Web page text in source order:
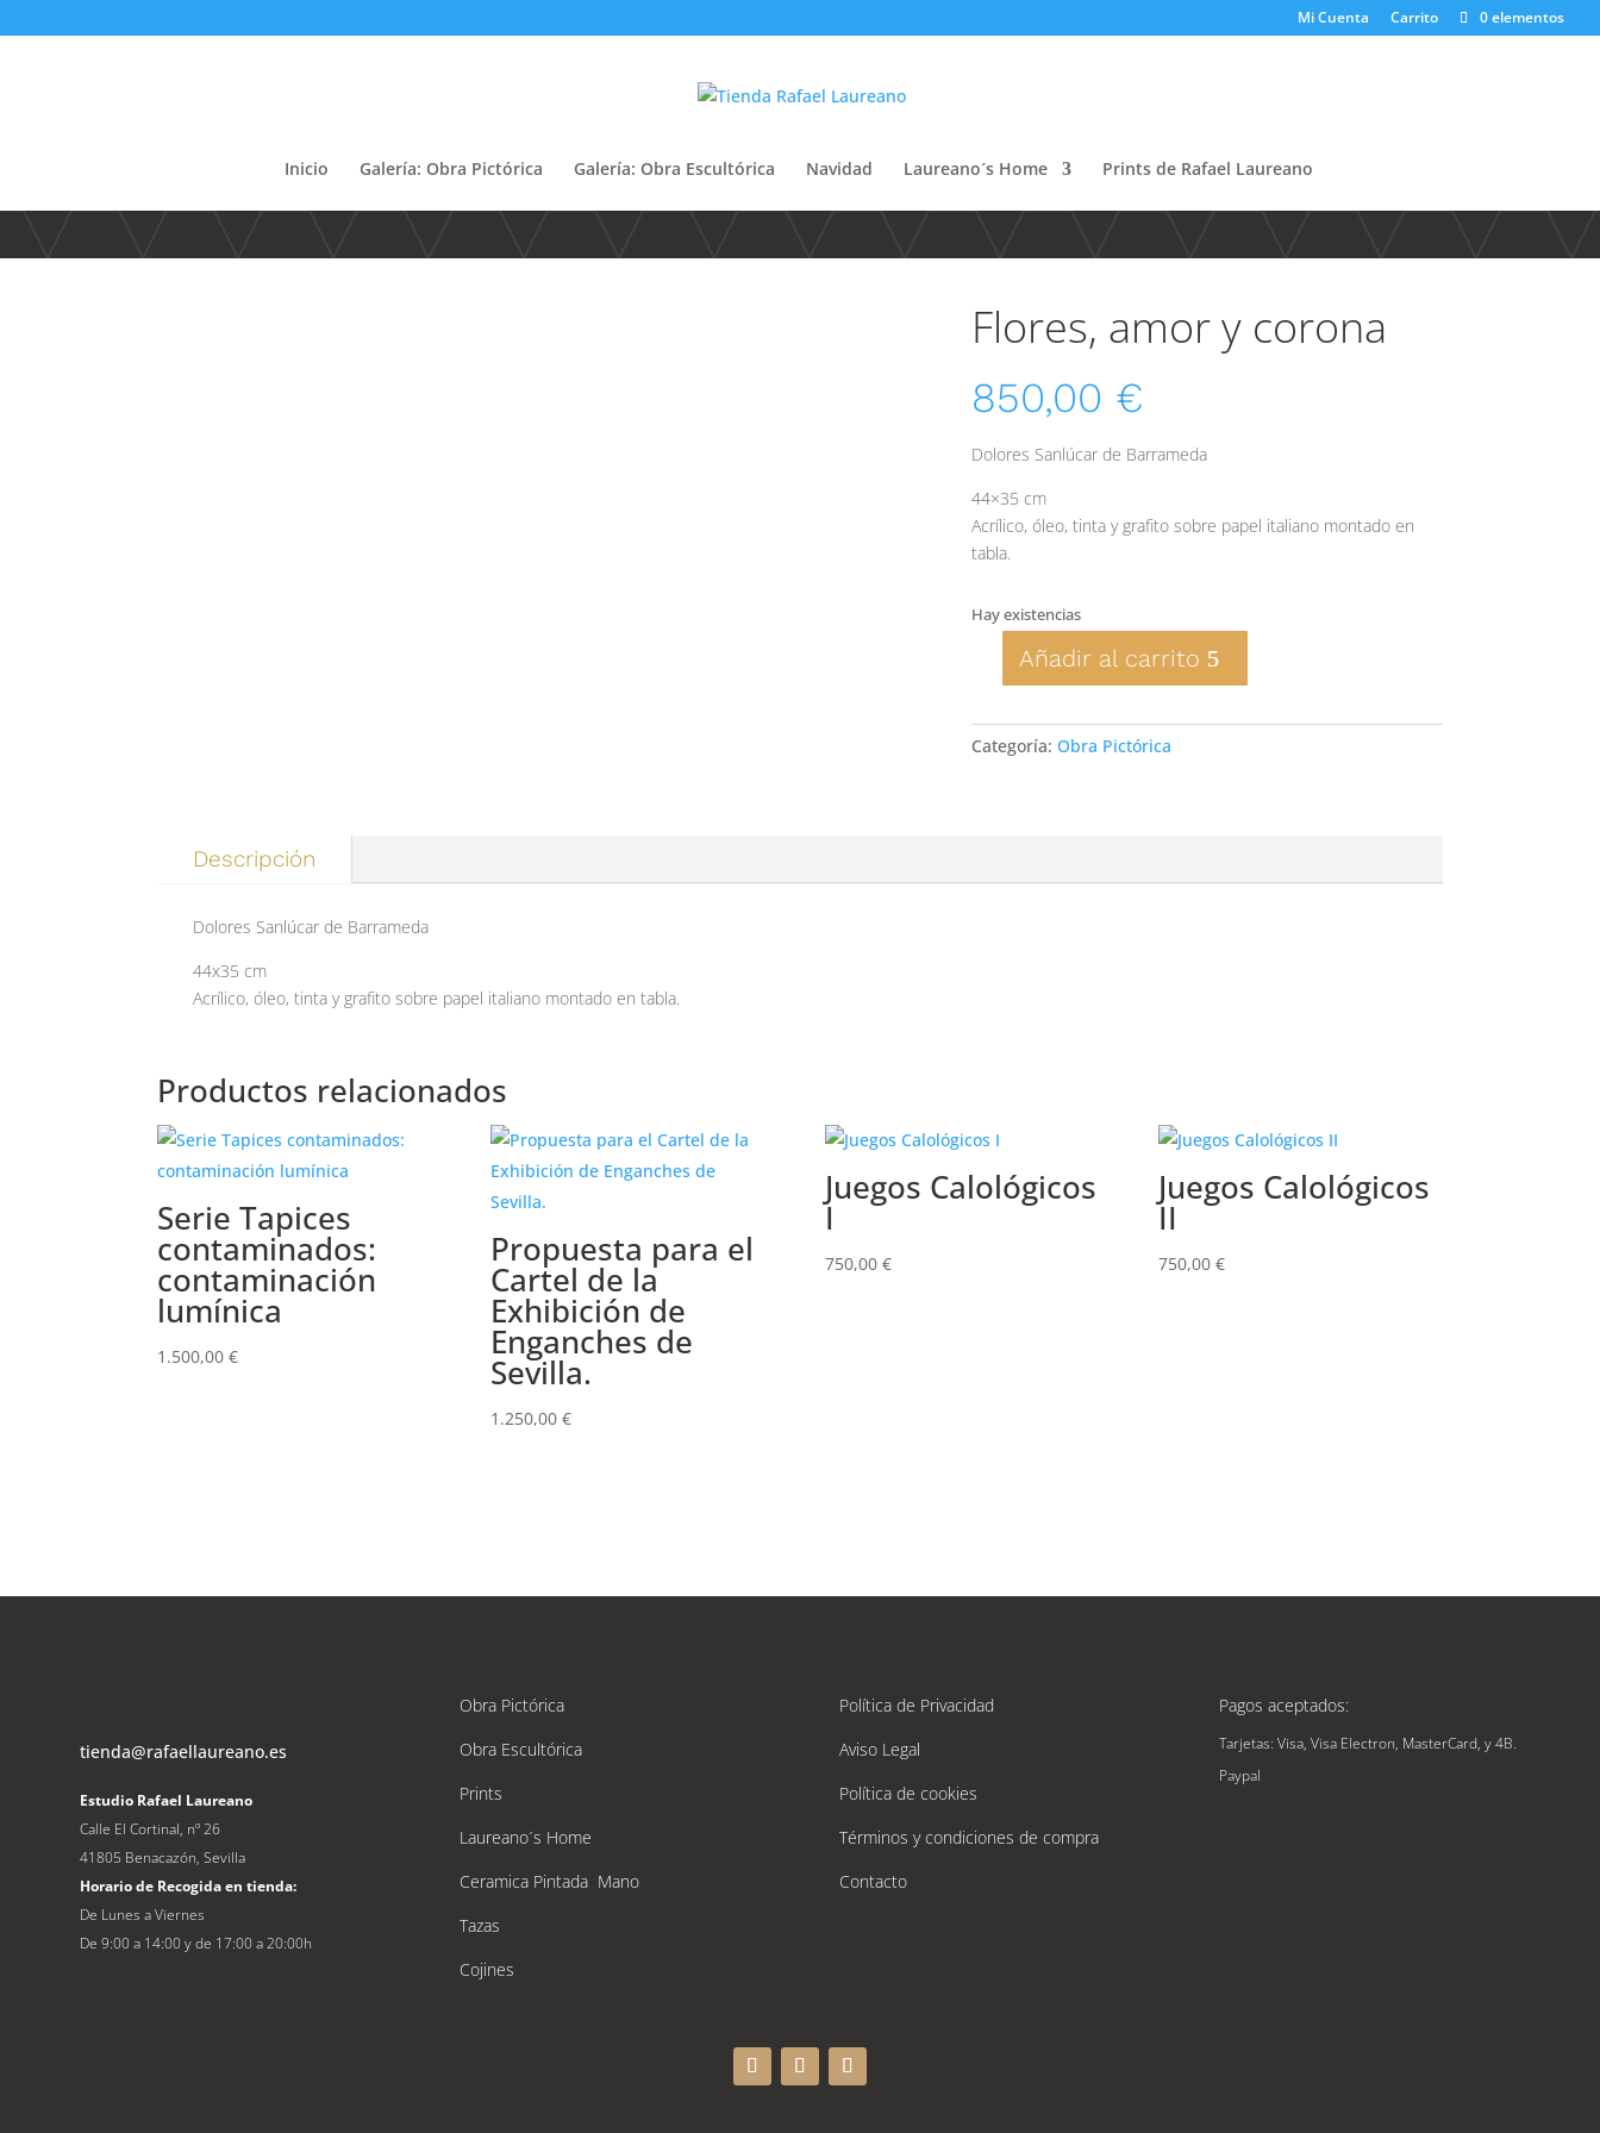
Mi Cuenta Carrito 0 elementos
Inicio Galería: Obra Pictórica Galería: Obra Escultórica Navidad Laureano´s Home Prints de Rafael Laureano
Flores, amor y corona
850,00 €
Dolores Sanlúcar de Barrameda
44×35 cm
Acrílico, óleo, tinta y grafito sobre papel italiano montado en
tabla.
Hay existencias
Flores,
y
corona
Añadir al carrito
Categoría: Obra Pictórica
Descripción
Dolores Sanlúcar de Barrameda
44x35 cm
Acrílico, óleo, tinta y grafito sobre papel italiano montado en tabla.
Productos relacionados
Serie Tapices
contaminados:
contaminación
lumínica
1.500,00 €
Propuesta para el
Cartel de la
Exhibición de
Enganches de
Sevilla.
1.250,00€
Juegos Calológicos
I
750,00 €
Juegos Calológicos
II
750,00 €
tienda@rafaellaureano.es
Estudio Rafael Laureano
Calle El Cortinal, nº 26
41805 Benacazón, Sevilla
Horario de Recogida en tienda:
De Lunes a Viernes
De 9:00 a 14:00 y de 17:00 a 20:00h
Obra Pictórica
Obra Escultórica
Prints
Laureano´s Home
Ceramica Pintada Mano
Tazas
Cojines
Política de Privacidad
Aviso Legal
Política de cookies
Términos y condiciones de compra
Contacto
Pagos aceptados:
Tarjetas: Visa, Visa Electron, MasterCard, y 4B.
Paypal